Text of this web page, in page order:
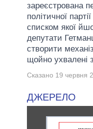
зареєстрована
політичної
списком якої
депутати
створити
щойно ухвалені
Сказано 19 червня
ДЖЕРЕЛО